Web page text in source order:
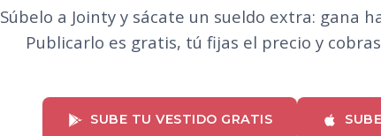
Súbelo a Jointy y sácate un sueldo extra: gana
Publicarlo es gratis, tú fijas el precio y
SUBE TU VESTIDO GRATIS